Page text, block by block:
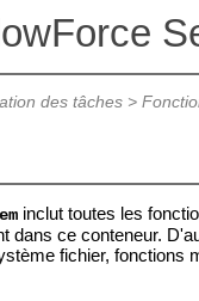
des tâches>
inclut toutes les
dans ce conteneur.
fichier, fonctions